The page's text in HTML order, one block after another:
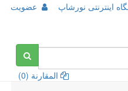
اینترنتی نورشاپ عضویت
المقارنة (0
)